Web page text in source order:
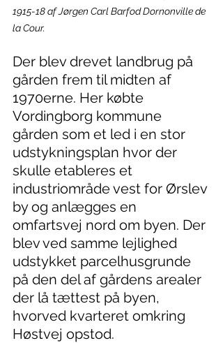
1915-18 af Jørgen Carl Barfod Dornonville de
la Cour.
Der blev drevet landbrug på
gården frem til midten af
1970erne. Her købte
Vordingborg kommune
gården som et led i en stor
udstykningsplan hvor der
skulle etableres et
industriområde vest for Ørslev
by og anlægges en
omfartsvej nord om byen. Der
blev ved samme lejlighed
udstykket parcelhusgrunde
på den del af gårdens arealer
der lå tættest på byen,
hvorved kvarteret omkring
Høstvej opstod.